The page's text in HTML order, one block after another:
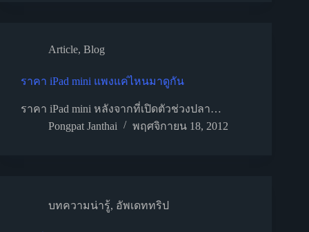
Article, Blog
ราคา iPad mini แพงแค่ไหนมาดูกัน
ราคา iPad mini หลังจากที่เปิดตัวช่วงปลา…
Pongpat Janthai
พฤศจิกายน 18, 2012
บทความน่ารู้, อัพเดททริป